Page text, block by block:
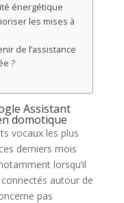
énergétique
les mises à
de l’assistance
?
Assistant
domotique
vocaux les plus
derniers mois
lorsqu’il
autour de
pas